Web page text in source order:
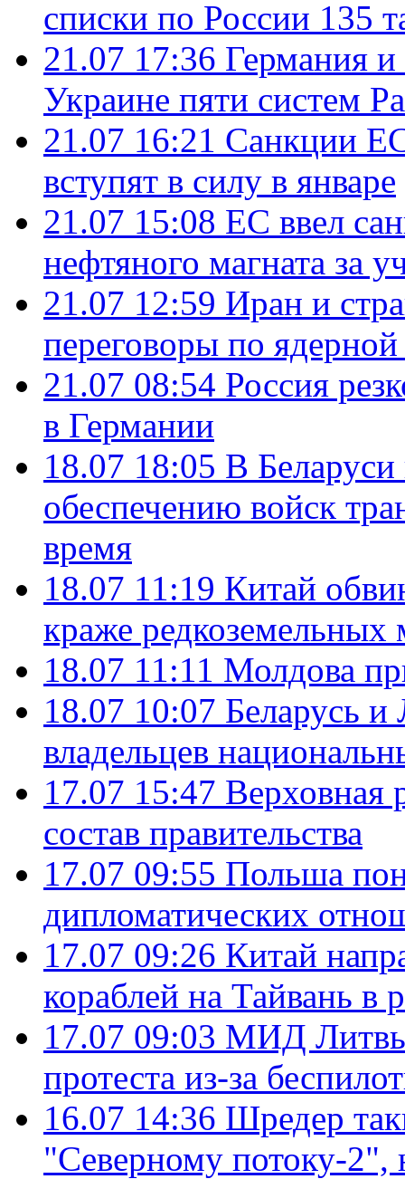
списки по России 135
21.07 17:36 Германия
Украине пяти систем
21.07 16:21 Санкции
вступят в силу в январе
21.07 15:08 ЕС ввел
нефтяного магната за
21.07 12:59 Иран и
переговоры по
21.07 08:54 Россия
в Германии
18.07 18:05 В
обеспечению войск
время
18.07 11:19 Китай
краже редкоземельных
18.07 11:11 Молдова
18.07 10:07 Беларусь
владельцев
17.07 15:47 Верховная
состав правительства
17.07 09:55 Польша
дипломатических
17.07 09:26 Китай
кораблей на Тайвань в
17.07 09:03 МИД Литвы
протеста из-за
16.07 14:36 Шредер
"Северному потоку-2",